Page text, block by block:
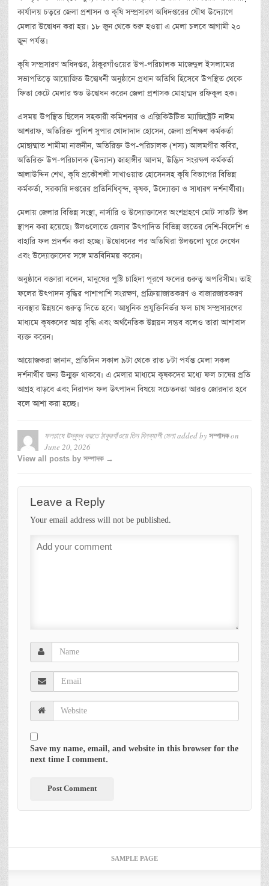
কার্যালয় চত্বরে জেলা প্রশাসন ও কৃষি সম্প্রসারণ অধিদপ্তরের যৌথ উদ্যোগে
মেলার উদ্বোধন করা হয়। ১৮ জুন থেকে শুরু হওয়া এ মেলা চলবে আগামী ২০
জুন পর্যন্ত।
কৃষি সম্প্রসারণ অধিদপ্তর, ঠাকুরগাঁওয়ের উপ-পরিচালক মাজেদুল ইসলামের
সভাপতিত্বে আয়োজিত উদ্বোধনী অনুষ্ঠানে প্রধান অতিথি হিসেবে উপস্থিত থেকে
ফিতা কেটে মেলার শুভ উদ্বোধন করেন জেলা প্রশাসক মোহাম্মদ রফিকুল হক।
এসময় উপস্থিত ছিলেন সহকারী কমিশনার ও এক্সিকিউটিভ ম্যাজিস্ট্রেট নাঈম
আশরাফ, অতিরিক্ত পুলিশ সুপার খোদাদাদ হোসেন, জেলা প্রশিক্ষণ কর্মকর্তা
মোছাম্মাত শামীমা নাজনীন, অতিরিক্ত উপ-পরিচালক (শস্য) আলমগীর কবির,
অতিরিক্ত উপ-পরিচালক (উদ্যান) জাহাঙ্গীর আলম, উদ্ভিদ সংরক্ষণ কর্মকর্তা
আলাউদ্দিন শেখ, কৃষি প্রকৌশলী সাখাওয়াত হোসেনসহ কৃষি বিভাগের বিভিন্ন
কর্মকর্তা, সরকারি দপ্তরের প্রতিনিধিবৃন্দ, কৃষক, উদ্যোক্তা ও সাধারণ দর্শনার্থীরা।
মেলায় জেলার বিভিন্ন সংস্থা, নার্সারি ও উদ্যোক্তাদের অংশগ্রহণে মোট সাতটি স্টল
স্থাপন করা হয়েছে। স্টলগুলোতে জেলার উৎপাদিত বিভিন্ন জাতের দেশি-বিদেশি ও
বাহারি ফল প্রদর্শন করা হচ্ছে। উদ্বোধনের পর অতিথিরা স্টলগুলো ঘুরে দেখেন
এবং উদ্যোক্তাদের সঙ্গে মতবিনিময় করেন।
অনুষ্ঠানে বক্তারা বলেন, মানুষের পুষ্টি চাহিদা পূরণে ফলের গুরুত্ব অপরিসীম। তাই
ফলের উৎপাদন বৃদ্ধির পাশাপাশি সংরক্ষণ, প্রক্রিয়াজাতকরণ ও বাজারজাতকরণ
ব্যবস্থার উন্নয়নে গুরুত্ব দিতে হবে। আধুনিক প্রযুক্তিনির্ভর ফল চাষ সম্প্রসারণের
মাধ্যমে কৃষকদের আয় বৃদ্ধি এবং অর্থনৈতিক উন্নয়ন সম্ভব বলেও তারা আশাবাদ
ব্যক্ত করেন।
আয়োজকরা জানান, প্রতিদিন সকাল ৯টা থেকে রাত ৮টা পর্যন্ত মেলা সকল
দর্শনার্থীর জন্য উন্মুক্ত থাকবে। এ মেলার মাধ্যমে কৃষকদের মধ্যে ফল চাষের প্রতি
আগ্রহ বাড়বে এবং নিরাপদ ফল উৎপাদন বিষয়ে সচেতনতা আরও জোরদার হবে
বলে আশা করা হচ্ছে।
ফলচাষে উদ্বুদ্ধ করতে ঠাকুরগাঁওয়ে তিন দিনব্যাপী মেলাadded by সম্পাদকon
June 20, 2026
View all posts by সম্পাদক →
Leave a Reply
Your email address will not be published.
Save my name, email, and website in this browser for the
next time I comment.
SAMPLE PAGE